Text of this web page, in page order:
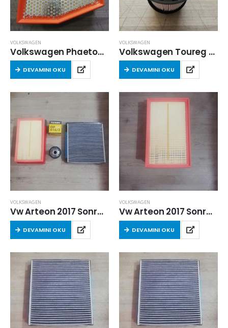
VOLKSWAGEN
Volkswagen Phaeton 2005-2016 Arası 3.0 Tdi v6 Hava Filtresi
DEVAMINI OKU
VOLKSWAGEN
Volkswagen Toureg (CR7) 2018 Sonrası 3.0 TDI 4 Motıon Yakıt Filtresi
DEVAMINI OKU
VOLKSWAGEN
Vw Arteon 2017 Sonrası 1.5 Tsi Filtre Seti
DEVAMINI OKU
VOLKSWAGEN
Vw Arteon 2017 Sonrası 1.5 Tsi Hava Filtresi
DEVAMINI OKU